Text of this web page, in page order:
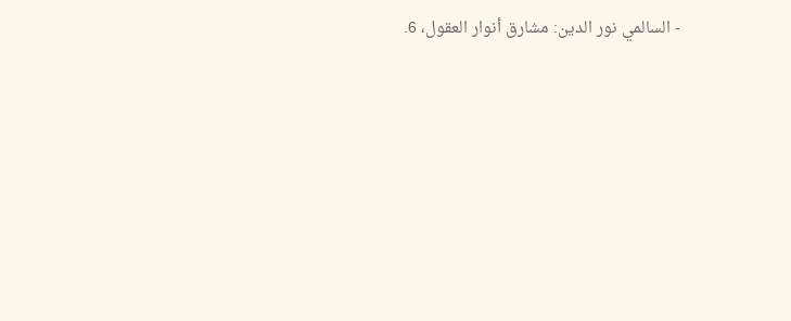
- السالمي نور الدين: مشارق أنوار العقول، 6.